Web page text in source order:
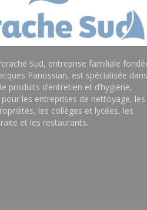
Sud, entreprise familiale
Panossian, est spécialisée dans
produits d’entretien et d’hygiène,
les entreprises de nettoyage, les
les collèges et lycées, les
et les restaurants.